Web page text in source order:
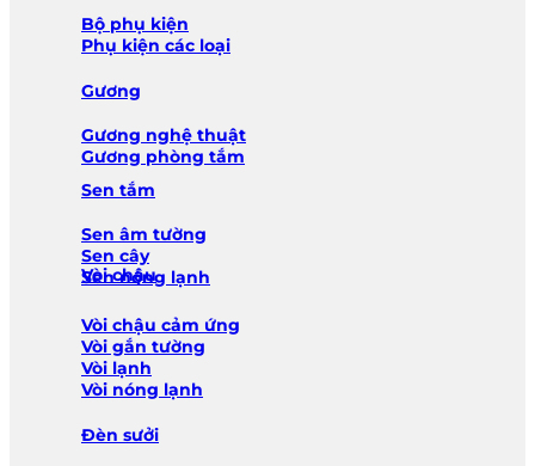
Bộ phụ kiện
Phụ kiện các loại
Gương
Gương nghệ thuật
Gương phòng tắm
Sen tắm
Sen âm tường
Sen cây
Sen nóng lạnh
Vòi chậu
Vòi chậu cảm ứng
Vòi gắn tường
Vòi lạnh
Vòi nóng lạnh
Đèn sưởi